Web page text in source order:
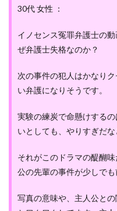
30代 女性 ：
イノセンス冤罪弁護士の
ぜ弁護士失格なのか？
次の事件の犯人はかなり
い弁護になりそうです。
実験の練炭で命懸けする
いとしても、やりすぎだな
それがこのドラマの醍醐
公の先輩の事件が少しでも
写真の意味や、主人公と